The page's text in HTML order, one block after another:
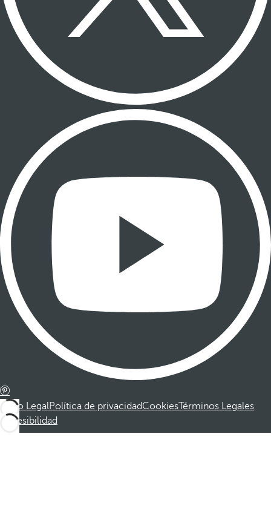
Aviso LegalPolítica de privacidadCookiesTérminos Legales
Accesibilidad